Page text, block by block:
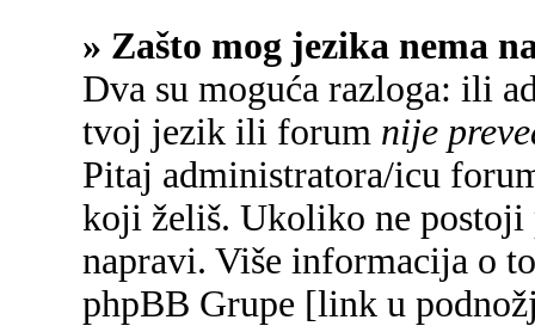
» Zašto mog jezika nema
Dva su moguća razloga: ili
tvoj jezik ili forum nije
Pitaj administratora/icu
koji želiš. Ukoliko ne
napravi. Više informacija o
phpBB Grupe [link u